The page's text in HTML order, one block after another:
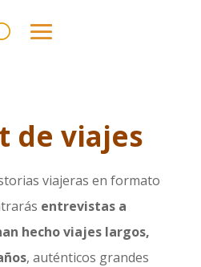
de viajes
viajeras en formato
entrevistas a
hecho viajes largos,
, auténticos grandes